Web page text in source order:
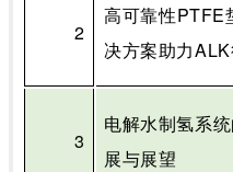
2
高可靠性PTFE
决方案助力ALK
3
电解水制氢系
展与展望